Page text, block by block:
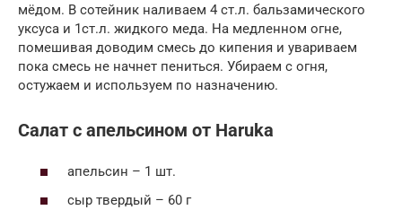
мёдом. В сотейник наливаем 4 ст.л. бальзамического
уксуса и 1ст.л. жидкого меда. На медленном огне,
помешивая доводим смесь до кипения и увариваем
пока смесь не начнет пениться. Убираем с огня,
остужаем и используем по назначению.
Салат с апельсином от Haruka
апельсин – 1 шт.
сыр твердый – 60 г